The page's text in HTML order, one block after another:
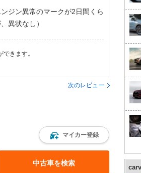
ジン異常のマークが2日間くら
異状なし）
きます。
次のレビュー
マイカー登録
中古車を検索